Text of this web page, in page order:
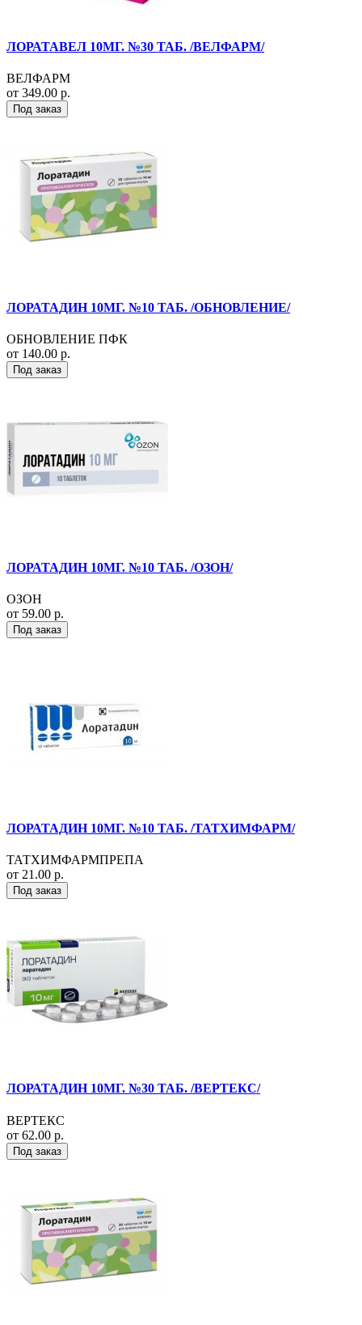
ЛОРАТАВЕЛ 10МГ. №30 ТАБ. /ВЕЛФАРМ/
ВЕЛФАРМ
от 349.00 р.
Под заказ
ЛОРАТАДИН 10МГ. №10 ТАБ. /ОБНОВЛЕНИЕ/
ОБНОВЛЕНИЕ ПФК
от 140.00 р.
Под заказ
ЛОРАТАДИН 10МГ. №10 ТАБ. /ОЗОН/
ОЗОН
от 59.00 р.
Под заказ
ЛОРАТАДИН 10МГ. №10 ТАБ. /ТАТХИМФАРМ/
ТАТХИМФАРМПРЕПА
от 21.00 р.
Под заказ
ЛОРАТАДИН 10МГ. №30 ТАБ. /ВЕРТЕКС/
ВЕРТЕКС
от 62.00 р.
Под заказ